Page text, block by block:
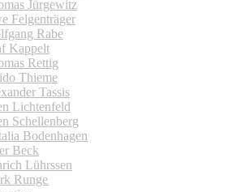
Jürgewitz
Felgenträger
Rabe
Kappelt
Rettig
Thieme
Tassis
Lichtenfeld
Schellenberg
Bodenhagen
Beck
Lührssen
Runge